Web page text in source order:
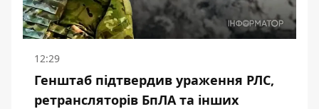
12:29
Генштаб підтвердив ураження РЛС,
ретрансляторів БпЛА та інших